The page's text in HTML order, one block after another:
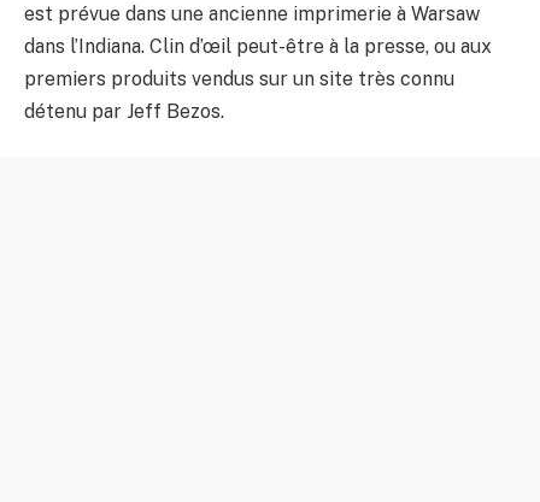
est prévue dans une ancienne imprimerie à Warsaw
dans l’Indiana. Clin d’œil peut-être à la presse, ou aux
premiers produits vendus sur un site très connu
détenu par Jeff Bezos.